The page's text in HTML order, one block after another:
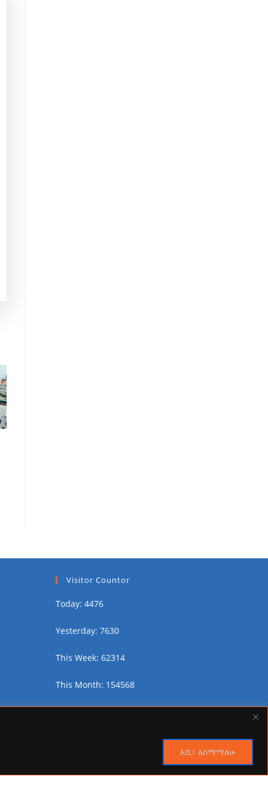
እሺ፤ እስማማለሁ
Visitor Countor
Today: 4476
Yesterday: 7630
This Week: 62314
This Month: 154568